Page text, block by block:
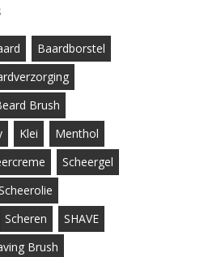
Baardborstel
Brush
Klei
Menthol
Scheergel
Scheren
SHAVE
Brush